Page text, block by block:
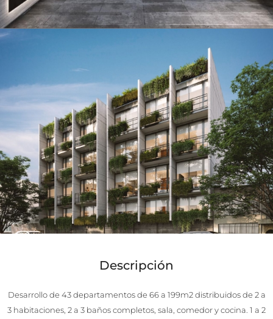
Descripción
Desarrollo de 43 departamentos de 66 a 199m2 distribuidos de 2 a
3 habitaciones, 2 a 3 baños completos, sala, comedor y cocina. 1 a 2